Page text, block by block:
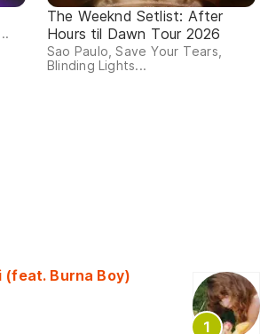
The Weeknd Setlist: After
Hours til Dawn Tour 2026
Sao Paulo, Save Your Tears,
Blinding Lights...
(feat. Burna Boy)